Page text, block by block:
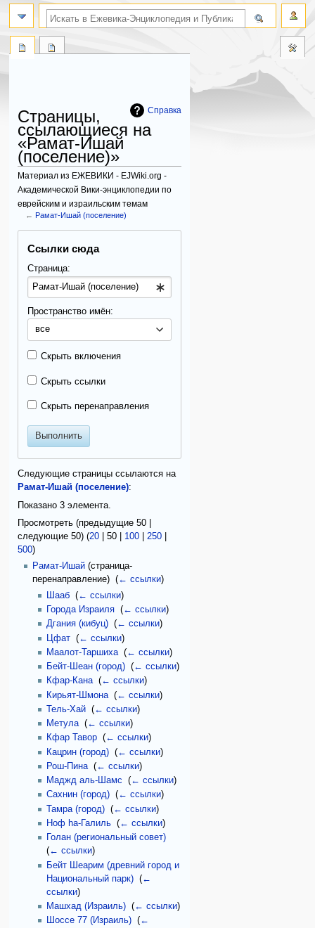
Справка
Страницы,
ссылающиеся на
«Рамат-Ишай
(поселение)»
Материал из ЕЖЕВИКИ - EJWiki.org -
Академической Вики-энциклопедии по
еврейским и израильским темам
←Рамат-Ишай (поселение)
Ссылки сюда
Страница:
Пространство имён:
все
Скрыть включения
Скрыть ссылки
Скрыть перенаправления
Выполнить
Следующие страницы ссылаются на
Рамат-Ишай (поселение):
Показано 3 элемента.
Просмотреть (предыдущие 50
следующие 50) (20 |50 100 |250
500)
Рамат-Ишай(страница-
перенаправление) ‎ (← ссылки)
Шааб ‎(← ссылки)
Города Израиля ‎(← ссылки)
Дгания (кибуц) ‎(← ссылки)
Цфат ‎(← ссылки)
Маалот-Таршиха ‎(← ссылки)
Бейт-Шеан (город) ‎(← ссылки)
Кфар-Кана‎(← ссылки)
Кирьят-Шмона ‎(← ссылки)
Тель-Хай ‎(← ссылки)
Метула‎(← ссылки)
Кфар Тавор ‎(← ссылки)
Кацрин (город) ‎(← ссылки)
Рош-Пина‎(← ссылки)
Маджд аль-Шамс ‎(← ссылки)
Сахнин (город) ‎(← ссылки)
Тамра (город) ‎(← ссылки)
Ноф hа-Галиль ‎(← ссылки)
Голан (региональный совет)
(← ссылки)
Бейт Шеарим (древний город и
Национальный парк) ‎(←
ссылки)
Машхад (Израиль) ‎(← ссылки)
Шоссе 77 (Израиль) ‎(←
поиск по словам